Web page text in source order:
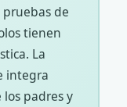
de
tienen
La
integra
padres y